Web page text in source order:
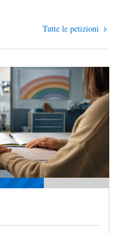
Tutte le petizioni